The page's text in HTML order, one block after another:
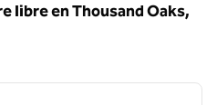
libre en Thousand Oaks,